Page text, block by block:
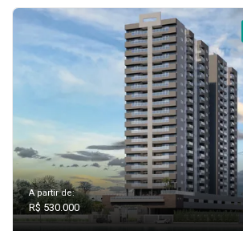
A partir de:
R$ 530.000